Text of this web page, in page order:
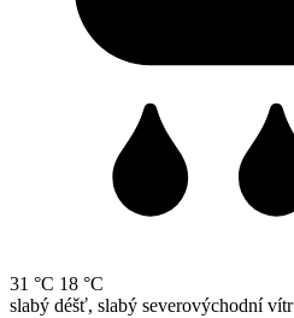
31 °C 18 °C
slabý déšť, slabý severovýchodní vítr